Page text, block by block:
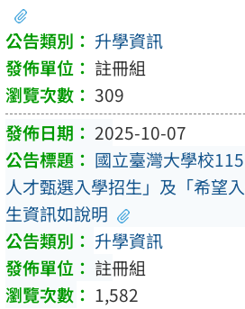
升學資訊
註冊組
309
2025-10-07
國立臺灣大學校
人才甄選入學招生」及「希望
生資訊如說明
升學資訊
註冊組
1,582